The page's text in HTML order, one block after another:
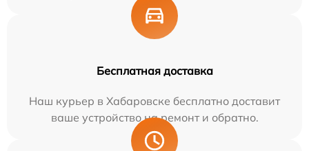
Бесплатная доставка
Наш курьер в Хабаровске бесплатно доставит
ваше устройство на ремонт и обратно.